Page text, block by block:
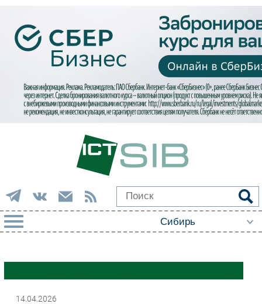
Импорто­замещение
Автоматизация Промышленности
14.04.2026